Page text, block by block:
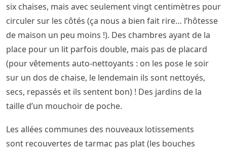
six chaises, mais avec seulement vingt centimètres pour
circuler sur les côtés (ça nous a bien fait rire… l’hôtesse
de maison un peu moins !). Des chambres ayant de la
place pour un lit parfois double, mais pas de placard
(pour vêtements auto-nettoyants : on les pose le soir
sur un dos de chaise, le lendemain ils sont nettoyés,
secs, repassés et ils sentent bon) ! Des jardins de la
taille d’un mouchoir de poche.
Les allées communes des nouveaux lotissements
sont recouvertes de tarmac pas plat (les bouches